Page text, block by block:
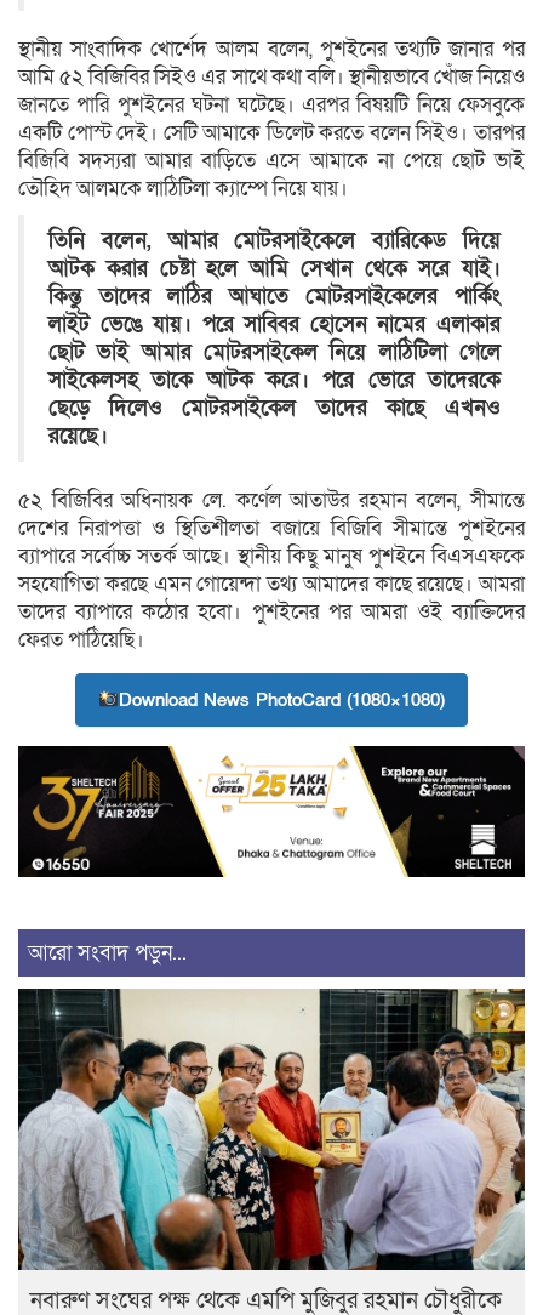
স্থানীয় সাংবাদিক খোর্শেদ আলম বলেন, পুশইনের তথ্যটি জানার পর
আমি ৫২ বিজিবির সিইও এর সাথে কথা বলি। স্থানীয়ভাবে খোঁজ নিয়েও
জানতে পারি পুশইনের ঘটনা ঘটেছে। এরপর বিষয়টি নিয়ে ফেসবুকে
একটি পোস্ট দেই। সেটি আমাকে ডিলেট করতে বলেন সিইও। তারপর
বিজিবি সদস্যরা আমার বাড়িতে এসে আমাকে না পেয়ে ছোট ভাই
তৌহিদ আলমকে লাঠিটিলা ক্যাম্পে নিয়ে যায়।
তিনি বলেন, আমার মোটরসাইকেলে ব্যারিকেড দিয়ে
আটক করার চেষ্টা হলে আমি সেখান থেকে সরে যাই।
কিন্তু তাদের লাঠির আঘাতে মোটরসাইকেলের পার্কিং
লাইট ভেঙে যায়। পরে সাব্বির হোসেন নামের এলাকার
ছোট ভাই আমার মোটরসাইকেল নিয়ে লাঠিটিলা গেলে
সাইকেলসহ তাকে আটক করে। পরে ভোরে তাদেরকে
ছেড়ে দিলেও মোটরসাইকেল তাদের কাছে এখনও
রয়েছে।
৫২ বিজিবির অধিনায়ক লে. কর্ণেল আতাউর রহমান বলেন, সীমান্তে
দেশের নিরাপত্তা ও স্থিতিশীলতা বজায়ে বিজিবি সীমান্তে পুশইনের
ব্যাপারে সর্বোচ্চ সতর্ক আছে। স্থানীয় কিছু মানুষ পুশইনে বিএসএফকে
সহযোগিতা করছে এমন গোয়েন্দা তথ্য আমাদের কাছে রয়েছে। আমরা
তাদের ব্যাপারে কঠোর হবো। পুশইনের পর আমরা ওই ব্যাক্তিদের
ফেরত পাঠিয়েছি।
Download News PhotoCard (1080×1080)
আরো সংবাদ পড়ুন...
নবারুণ সংঘের পক্ষ থেকে এমপি মুজিবুর রহমান চৌধুরীকে